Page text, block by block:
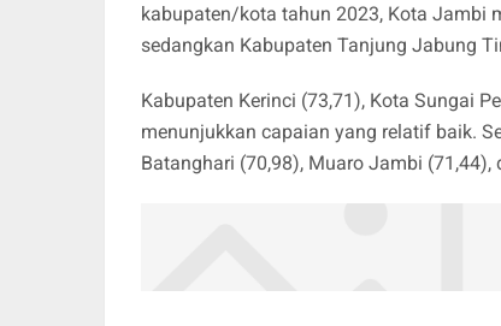
kabupaten/kota tahun 2023, Kota Jambi
sedangkan Kabupaten Tanjung Jabung
Kabupaten Kerinci (73,71), Kota Sungai
menunjukkan capaian yang relatif baik.
Batanghari (70,98), Muaro Jambi